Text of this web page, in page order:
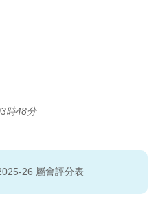
時48分
26 屬會評分表